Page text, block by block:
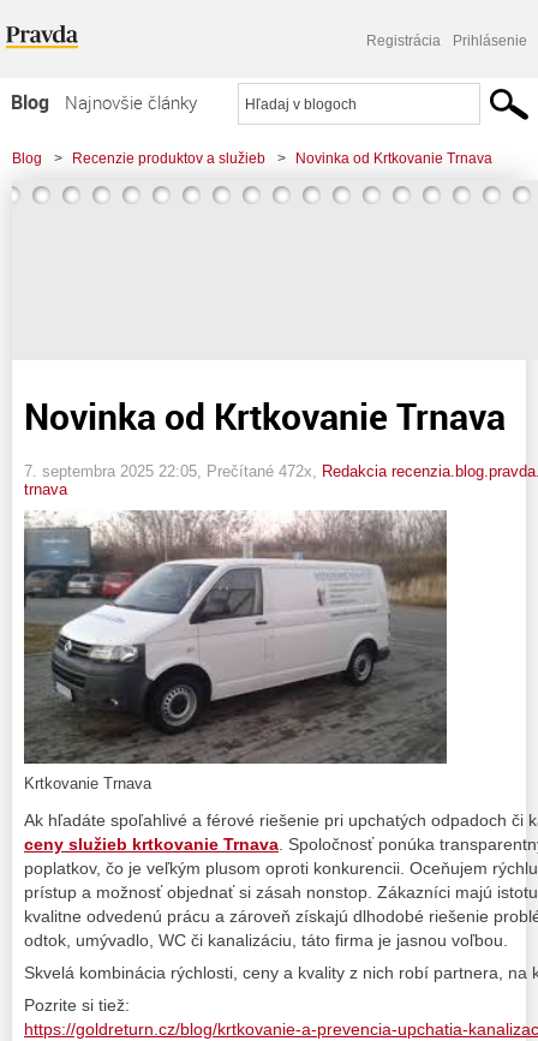
Registrácia Prihlásenie
Blog
Najnovšie články
Najčítanejšie články
Najkomentovanejšie články
Blog > Recenzie produktov a služieb > Novinka od Krtkovanie Trnava
Novinka od Krtkovanie Trnava
7. septembra 2025 22:05 , Prečítané 472x, Redakcia
trnava
Krtkovanie Trnava
Ak hľadáte spoľahlivé a férové riešenie pri upchatých odpadoch či
ceny služieb krtkovanie Trnava . Spoločnosť ponúka
poplatkov, čo je veľkým plusom oproti konkurencii. Oceňujem
prístup a možnosť objednať si zásah nonstop. Zákazníci majú
kvalitne odvedenú prácu a zároveň získajú dlhodobé riešenie
odtok, umývadlo, WC či kanalizáciu, táto firma je jasnou voľbou.
Skvelá kombinácia rýchlosti, ceny a kvality z nich robí partnera,
Pozrite si tiež:
https://goldreturn.cz/blog/krtkovanie-a-prevencia-upchatia-